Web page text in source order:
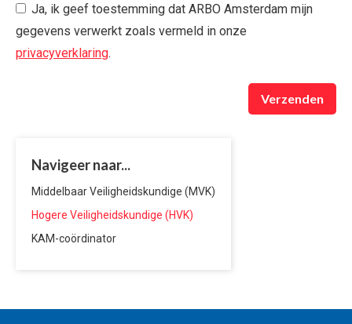
Navigeer naar...
Middelbaar Veiligheidskundige (MVK)
Hogere Veiligheidskundige (HVK)
KAM-coördinator
Ja, ik geef toestemming dat ARBO Amsterdam mijn
gegevens verwerkt zoals vermeld in onze
privacyverklaring.
Verzenden